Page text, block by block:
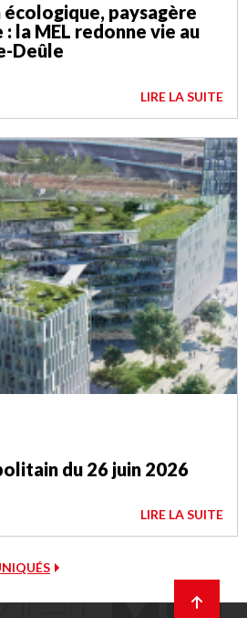
paysagère
la MEL redonne vie au
Deûle
LIRE LA SUITE
du 26 juin 2026
LIRE LA SUITE
en